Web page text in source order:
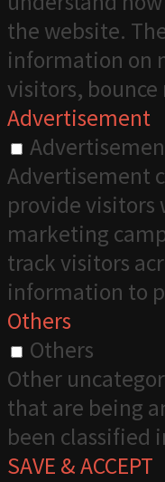
the website.
information on
visitors, bounce
Advertisement
Advertisement
provide visitors
marketing
track visitors
information to
Others
Others
Other
that are being
been classified
SAVE & ACCEPT